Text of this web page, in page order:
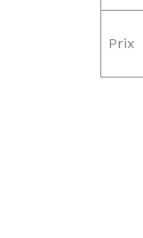
Prix